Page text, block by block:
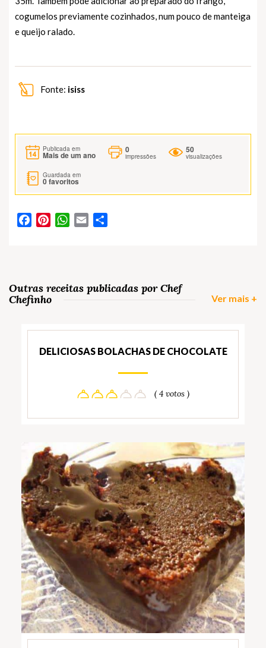
cogumelos previamente cozinhados, num pouco de manteiga
e queijo ralado.
Fonte: isiss
Publicada em
Mais de um ano
0
impressões
50
visualizações
Guardada em
0favoritos
FacebookPinterestWhatsApp
Email
Outras receitas publicadas por Chef
Chefinho
Ver mais +
DELICIOSAS BOLACHAS DE CHOCOLATE
( 4 votos )